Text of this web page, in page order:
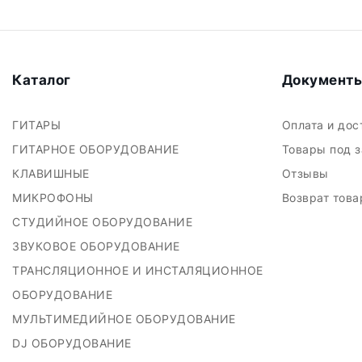
Каталог
ГИТАРЫ
ГИТАРНОЕ ОБОРУДОВАНИЕ
КЛАВИШНЫЕ
МИКРОФОНЫ
СТУДИЙНОЕ ОБОРУДОВАНИЕ
ЗВУКОВОЕ ОБОРУДОВАНИЕ
ТРАНСЛЯЦИОННОЕ И ИНСТАЛЯЦИОННОЕ
ОБОРУДОВАНИЕ
МУЛЬТИМЕДИЙНОЕ ОБОРУДОВАНИЕ
DJ ОБОРУДОВАНИЕ
Оплата и
Товары под
Отзывы
Возврат